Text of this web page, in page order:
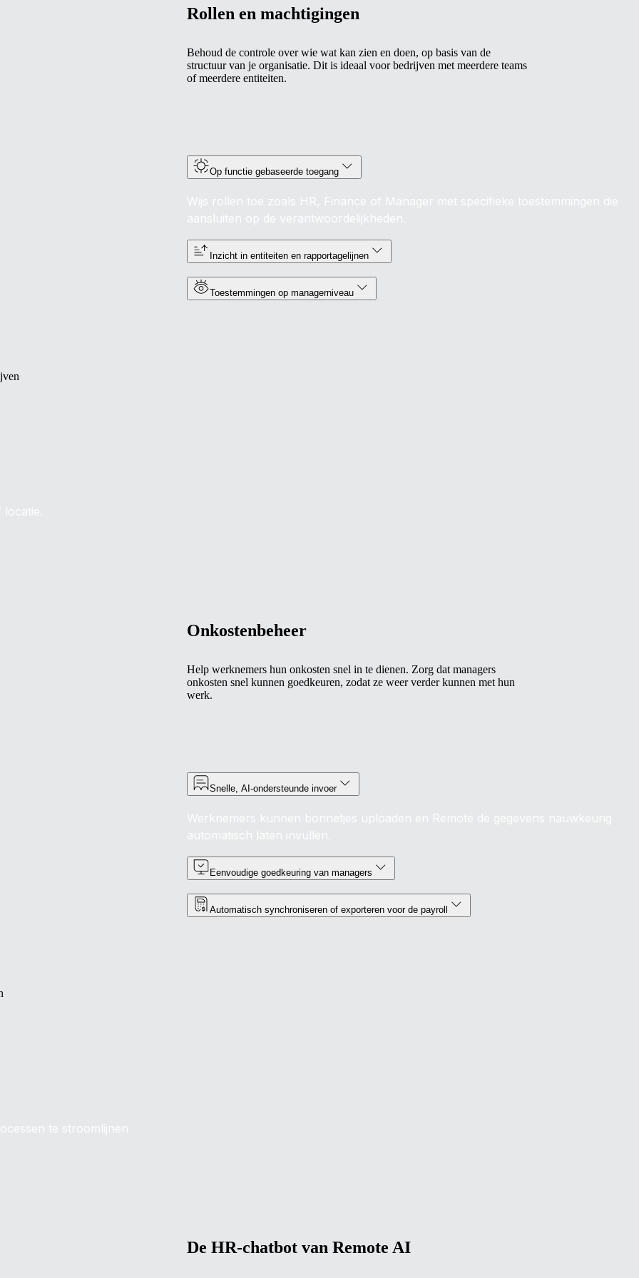
Rollen en machtigingen
Behoud de controle over wie wat kan zien en doen, op basis van de
structuur van je organisatie. Dit is ideaal voor bedrijven met meerdere teams
of meerdere entiteiten.
Op functie gebaseerde toegang
Wijs rollen toe zoals HR, Finance of Manager met specifieke toestemmingen die
aansluiten op de verantwoordelijkheden.
Inzicht in entiteiten en rapportagelijnen
Toestemmingen op managerniveau
Onkostenbeheer
Help werknemers hun onkosten snel in te dienen. Zorg dat managers
onkosten snel kunnen goedkeuren, zodat ze weer verder kunnen met hun
werk.
Snelle, AI-ondersteunde invoer
Werknemers kunnen bonnetjes uploaden en Remote de gegevens nauwkeurig
automatisch laten invullen.
Eenvoudige goedkeuring van managers
Automatisch synchroniseren of exporteren voor de payroll
te stroomlijnen
De HR-chatbot van Remote AI